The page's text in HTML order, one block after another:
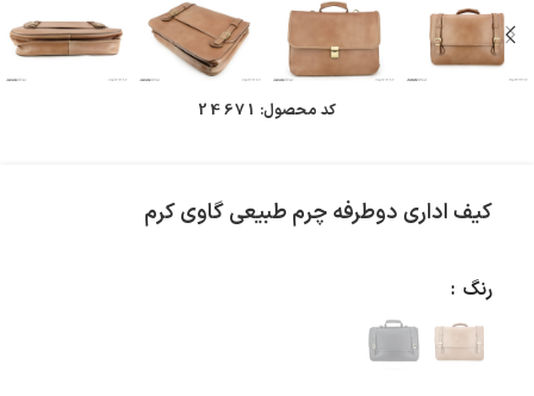
کد محصول: 24671
کیف اداری دوطرفه چرم طبیعی گاوی کرم
رنگ